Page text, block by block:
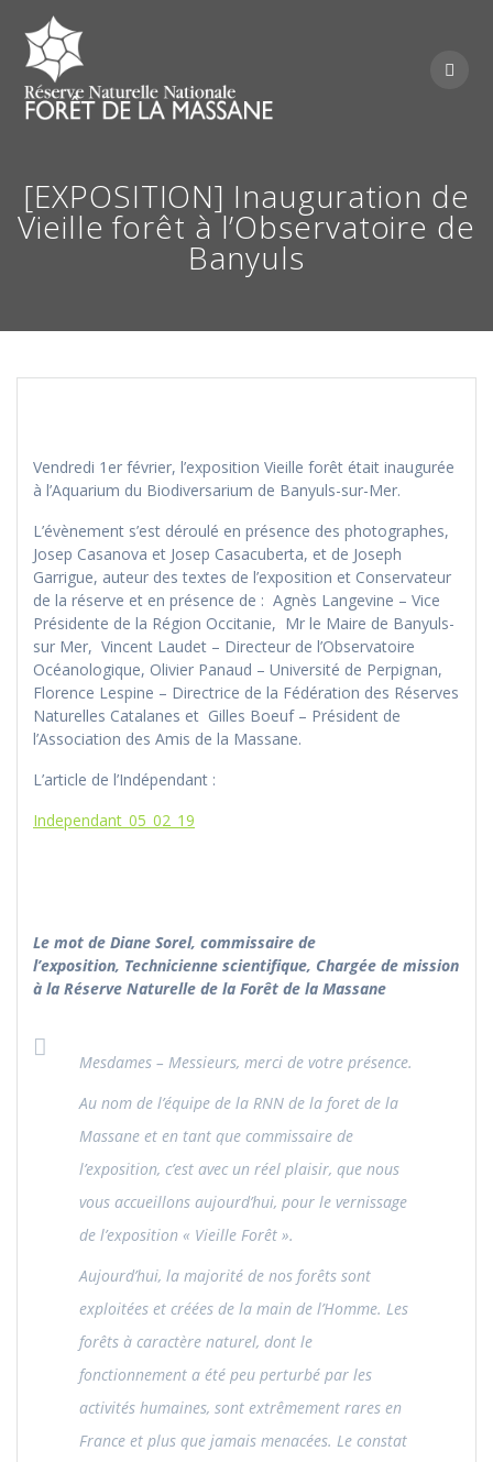
[EXPOSITION] Inauguration de
Vieille forêt à l’Observatoire de
Banyuls
Vendredi 1er février, l’exposition Vieille forêt était inaugurée
à l’Aquarium du Biodiversarium de Banyuls-sur-Mer.
L’évènement s’est déroulé en présence des photographes,
Josep Casanova et Josep Casacuberta, et de Joseph
Garrigue, auteur des textes de l’exposition et Conservateur
de la réserve et en présence de : Agnès Langevine – Vice
Présidente de la Région Occitanie, Mr le Maire de Banyuls-
sur Mer, Vincent Laudet – Directeur de l’Observatoire
Océanologique, Olivier Panaud – Université de Perpignan,
Florence Lespine – Directrice de la Fédération des Réserves
Naturelles Catalanes et Gilles Boeuf – Président de
l’Association des Amis de la Massane.
L’article de l’Indépendant :
Independant_05_02_19
Le mot de Diane Sorel, commissaire de
l’exposition, Technicienne scientifique, Chargée de mission
à la Réserve Naturelle de la Forêt de la Massane
Mesdames – Messieurs, merci de votre présence.
Au nom de l’équipe de la RNN de la foret de la
Massane et en tant que commissaire de
l’exposition, c’est avec un réel plaisir, que nous
vous accueillons aujourd’hui, pour le vernissage
de l’exposition « Vieille Forêt ».
Aujourd’hui, la majorité de nos forêts sont
exploitées et créées de la main de l’Homme. Les
forêts à caractère naturel, dont le
fonctionnement a été peu perturbé par les
activités humaines, sont extrêmement rares en
France et plus que jamais menacées. Le constat